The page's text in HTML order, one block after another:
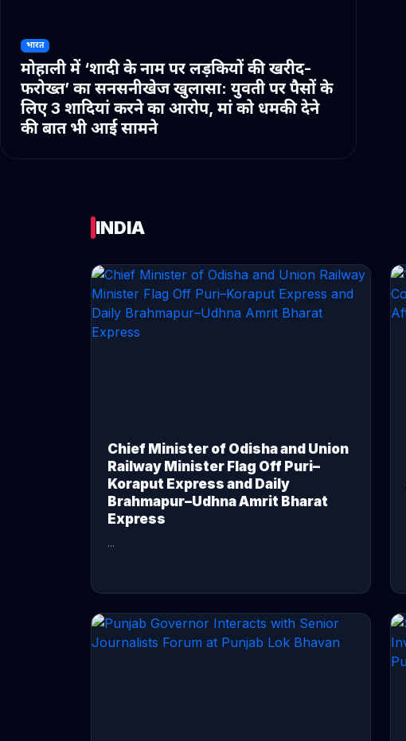
भारत
मोहाली में ‘शादी के नाम पर लड़कियों की खरीद-
फरोख्त’ का सनसनीखेज खुलासा: युवती पर पैसों के
लिए 3 शादियां करने का आरोप, मां को धमकी देने
की बात भी आई सामने
INDIA
Chief Minister of Odisha and Union
Railway Minister Flag Off Puri–
Koraput Express and Daily
Brahmapur–Udhna Amrit Bharat
Express
...